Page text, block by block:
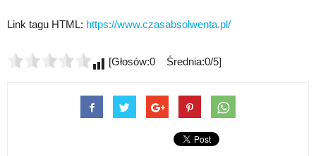
Link tagu HTML: https://www.czasabsolwenta.pl/
[Głosów:0 Średnia:0/5]